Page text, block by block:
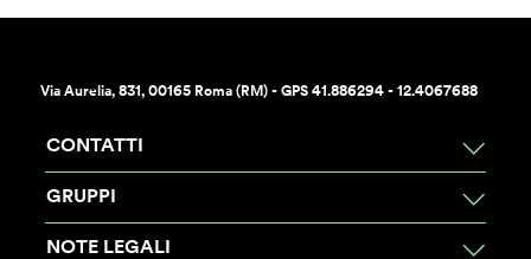
Via Aurelia, 831, 00165 Roma (RM) - GPS 41.886294 - 12.4067688
CONTATTI
GRUPPI
NOTE LEGALI